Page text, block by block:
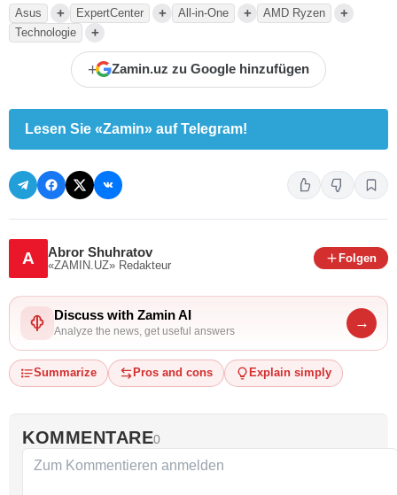
Asus + ExpertCenter + All-in-One + AMD Ryzen +
Technologie +
+ Zamin.uz zu Google hinzufügen
Lesen Sie «Zamin» auf Telegram!
A Abror Shuhratov
«ZAMIN.UZ» Redakteur
Folgen
Discuss with Zamin AI
Analyze the news, get useful answers
→
Summarize Pros and cons Explain simply
KOMMENTARE0